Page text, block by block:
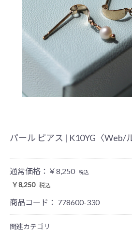
パール ピアス | K10YG〈Web/
通常価格： ￥8,250 税込
￥8,250 税込
商品コード： 778600-330
関連カテゴリ